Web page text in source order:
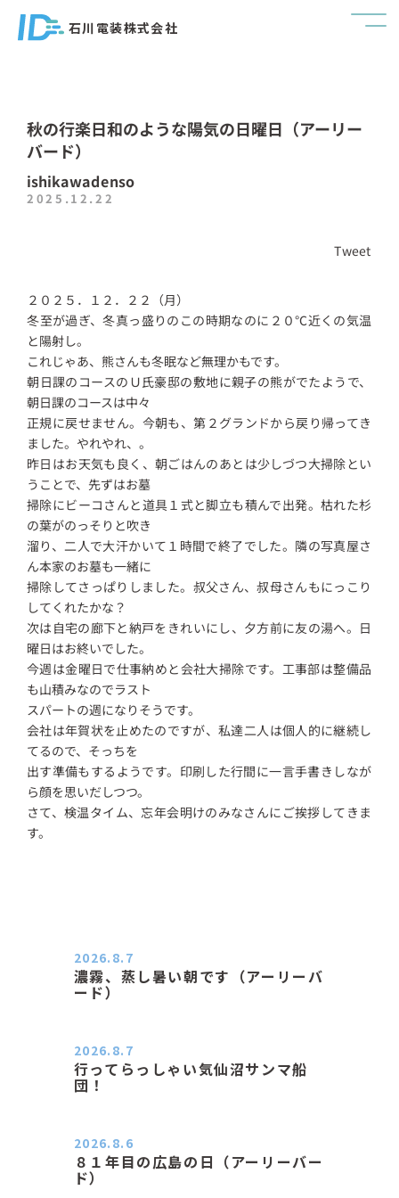
石川電装株式会社
秋の行楽日和のような陽気の日曜日（アーリー
バード）
ishikawadenso
2025.12.22
Tweet
２０２５．１２．２２（月）
冬至が過ぎ、冬真っ盛りのこの時期なのに２０℃近くの気温
と陽射し。
これじゃあ、熊さんも冬眠など無理かもです。
朝日課のコースのＵ氏豪邸の敷地に親子の熊がでたようで、
朝日課のコースは中々
正規に戻せません。今朝も、第２グランドから戻り帰ってき
ました。やれやれ、。
昨日はお天気も良く、朝ごはんのあとは少しづつ大掃除とい
うことで、先ずはお墓
掃除にビーコさんと道具１式と脚立も積んで出発。枯れた杉
の葉がのっそりと吹き
溜り、二人で大汗かいて１時間で終了でした。隣の写真屋さ
ん本家のお墓も一緒に
掃除してさっぱりしました。叔父さん、叔母さんもにっこり
してくれたかな？
次は自宅の廊下と納戸をきれいにし、夕方前に友の湯へ。日
曜日はお終いでした。
今週は金曜日で仕事納めと会社大掃除です。工事部は整備品
も山積みなのでラスト
スパートの週になりそうです。
会社は年賀状を止めたのですが、私達二人は個人的に継続し
てるので、そっちを
出す準備もするようです。印刷した行間に一言手書きしなが
ら顔を思いだしつつ。
さて、検温タイム、忘年会明けのみなさんにご挨拶してきま
す。
濃霧、蒸し暑い朝です（アーリーバ
ード）
2026.8.7
行ってらっしゃい気仙沼サンマ船
団！
2026.8.7
８１年目の広島の日（アーリーバー
ド）
2026.8.6